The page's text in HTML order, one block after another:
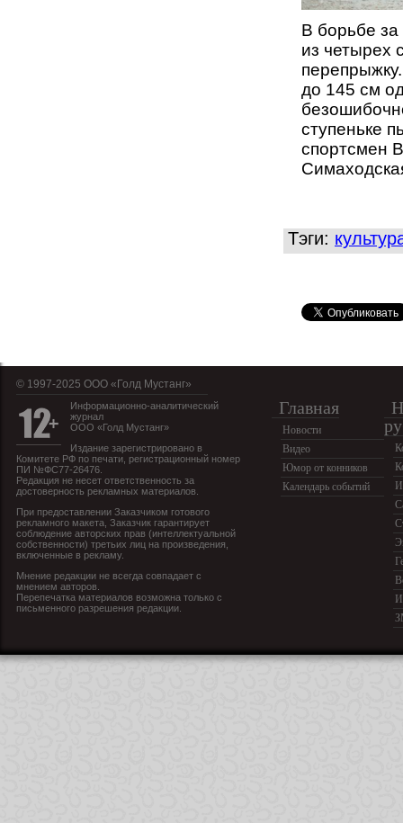
В борьбе
из четырех
до 145 см
ступеньке
спортсмен
Тэги:
© 1997-2025 OOO «Голд Мустанг»
Информационно-аналитический
журнал
ООО «Голд Мустанг»
Издание зарегистрировано в
Комитете РФ по печати, регистрационный номер
ПИ №ФС77-26476.
Редакция не несет ответственность за
достоверность рекламных материалов.
При предоставлении Заказчиком готового
рекламного макета, Заказчик гарантирует
соблюдение авторских прав (интеллектуальной
собственности) третьих лиц на произведения,
включенные в рекламу.
Мнение редакции не всегда совпадает с
мнением авторов.
Перепечатка материалов возможна только с
письменного разрешения редакции.
Главная
Новости
Видео
Юмор от конников
Календарь событий